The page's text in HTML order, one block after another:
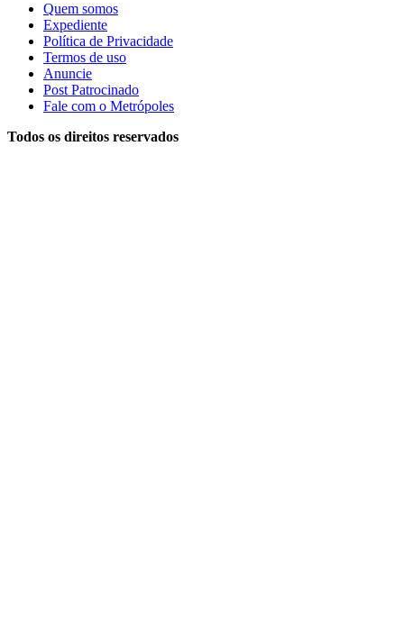
Quem somos
Expediente
Política de Privacidade
Termos de uso
Anuncie
Post Patrocinado
Fale com o Metrópoles
Todos os direitos reservados